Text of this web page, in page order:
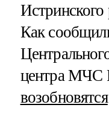
Как
центра МЧС
возобновятся